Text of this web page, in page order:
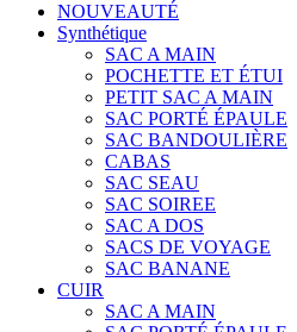
NOUVEAUTÉ
Synthétique
SAC A MAIN
POCHETTE ET ÉTUI
PETIT SAC A MAIN
SAC PORTÉ ÉPAULE
SAC BANDOULIÈRE
CABAS
SAC SEAU
SAC SOIREE
SAC A DOS
SACS DE VOYAGE
SAC BANANE
CUIR
SAC A MAIN